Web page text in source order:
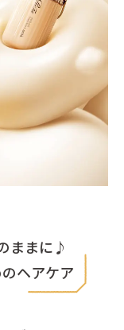
ままに♪
ヘアケア